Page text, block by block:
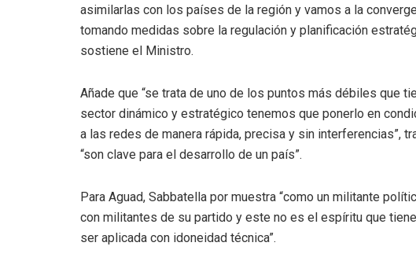
asimilarlas con los países de la región y vamos a la
tomando medidas sobre la regulación y planificación
sostiene el Ministro.
Añade que “se trata de uno de los puntos más débiles que
sector dinámico y estratégico tenemos que ponerlo en
a las redes de manera rápida, precisa y sin interferencias”,
“son clave para el desarrollo de un país”.
Para Aguad, Sabbatella por muestra “como un militante
con militantes de su partido y este no es el espíritu que
ser aplicada con idoneidad técnica”.